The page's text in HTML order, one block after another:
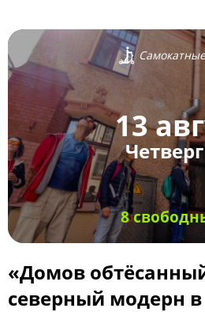
13
8
«Домов
северный модерн в